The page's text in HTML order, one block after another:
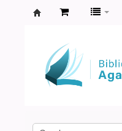
Agamenon
Magalhães